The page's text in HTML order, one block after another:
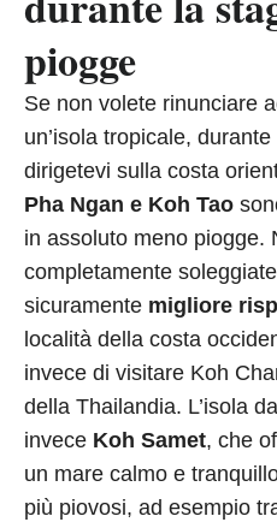
piogge
Se non volete rinunciare
un’isola tropicale,
dirigetevi sulla costa
Pha Ngan e Koh Tao
in assoluto meno piogge.
completamente
sicuramente migliore
località della costa
invece di visitare Koh
della Thailandia. L’isola
invece Koh Samet, che
un mare calmo e
più piovosi, ad esempio